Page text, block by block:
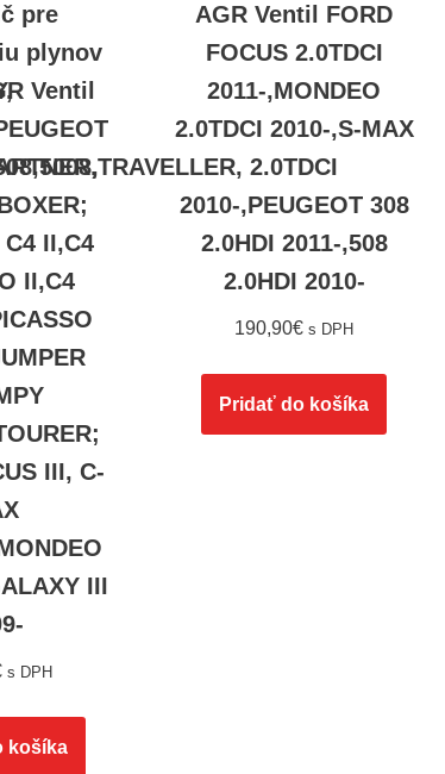
pre
plynov
Ventil
C4 II,C4
II,C4
III, C-
III
s DPH
košíka
AGR Ventil FORD
FOCUS 2.0TDCI
2011-,MONDEO
2.0TDCI 2010-,S-MAX
2.0TDCI
2010-,PEUGEOT 308
2.0HDI 2011-,508
2.0HDI 2010-
190,90€ s DPH
Pridať do košíka